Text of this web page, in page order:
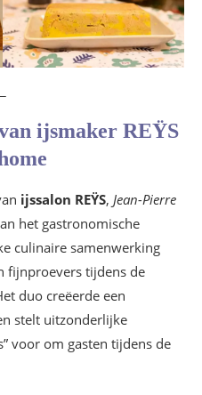
ijsmaker REŸS
ijssalon REŸS, Jean-Pierre
het gastronomische
culinaire samenwerking
fijnproevers tijdens de
duo creëerde een
stelt uitzonderlijke
voor om gasten tijdens de